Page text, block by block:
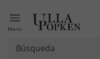
Menú